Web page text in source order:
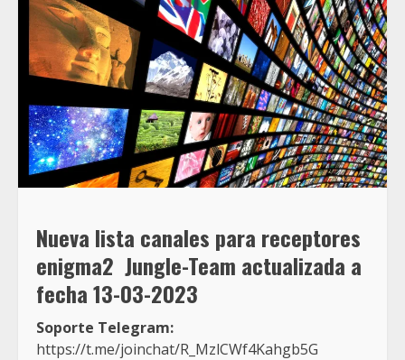
Nueva lista canales para receptores
enigma2 Jungle-Team actualizada a
fecha 13-03-2023
Soporte Telegram:
https://t.me/joinchat/R_MzlCWf4Kahgb5G